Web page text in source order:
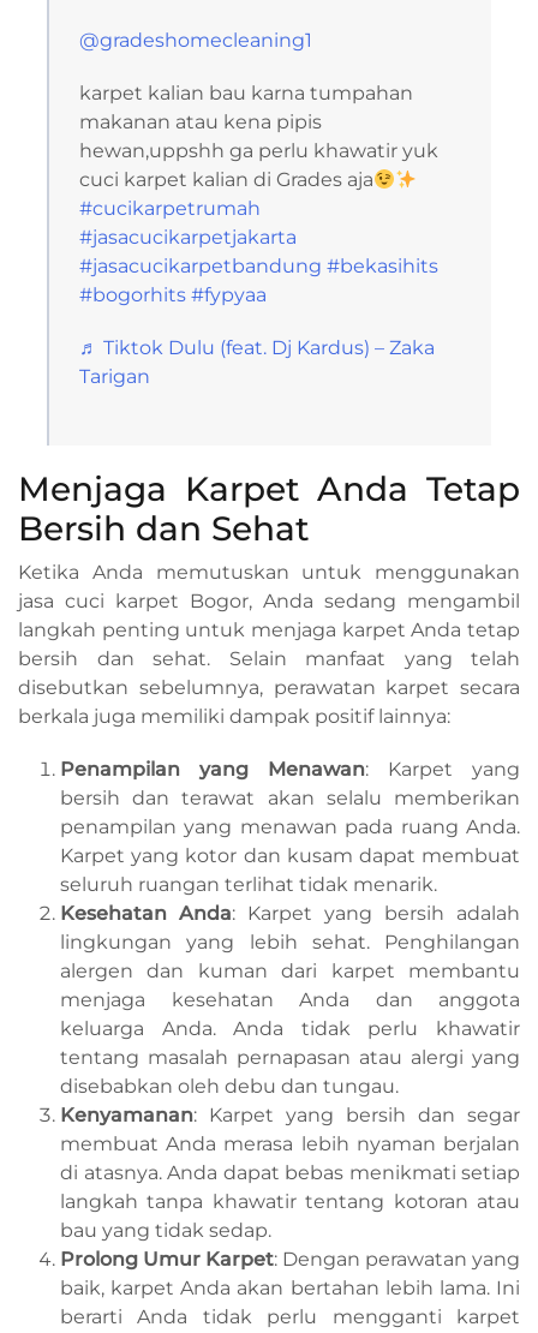
@gradeshomecleaning1
karpet kalian bau karna tumpahan
makanan atau kena pipis
hewan,uppshh ga perlu khawatir yuk
cuci karpet kalian di Grades aja
#cucikarpetrumah
#jasacucikarpetjakarta
#jasacucikarpetbandung #bekasihits
#bogorhits #fypyaa
♬ Tiktok Dulu (feat. Dj Kardus) – Zaka
Tarigan
Menjaga Karpet Anda Tetap
Bersih dan Sehat
Ketika Anda memutuskan untuk menggunakan
jasa cuci karpet Bogor, Anda sedang mengambil
langkah penting untuk menjaga karpet Anda tetap
bersih dan sehat. Selain manfaat yang telah
disebutkan sebelumnya, perawatan karpet secara
berkala juga memiliki dampak positif lainnya:
Penampilan yang Menawan: Karpet yang
bersih dan terawat akan selalu memberikan
penampilan yang menawan pada ruang Anda.
Karpet yang kotor dan kusam dapat membuat
seluruh ruangan terlihat tidak menarik.
Kesehatan Anda: Karpet yang bersih adalah
lingkungan yang lebih sehat. Penghilangan
alergen dan kuman dari karpet membantu
menjaga kesehatan Anda dan anggota
keluarga Anda. Anda tidak perlu khawatir
tentang masalah pernapasan atau alergi yang
disebabkan oleh debu dan tungau.
Kenyamanan: Karpet yang bersih dan segar
membuat Anda merasa lebih nyaman berjalan
di atasnya. Anda dapat bebas menikmati setiap
langkah tanpa khawatir tentang kotoran atau
bau yang tidak sedap.
Prolong Umur Karpet: Dengan perawatan yang
baik, karpet Anda akan bertahan lebih lama. Ini
berarti Anda tidak perlu mengganti karpet